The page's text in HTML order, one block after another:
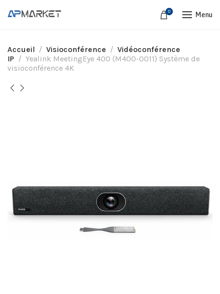
0 Menu
Accueil Visioconférence
Vidéoconférence
IP
Yealink MeetingEye 400 (M400-0011) Système de
visioconférence 4K